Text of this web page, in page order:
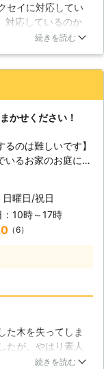
、2週間に1度消毒を
く治った」このよ
い、植物の病気は人
強いため。 本当に
ためには、まだまだ
任せてくだされば結
て、近所から苦情が
どのご相談にも、
応させていただきま
ださるお客様多
問合せくださいま
は無料！よく聞
金のご請求もござい
り金額以上のご請求
でご安心ください。
ジットカードでも承
セイに対応してい
対応しているのか
るし他の種類も数
ていて、綺麗に
続きを読む
かせください！
るのは難しいです】
いるお家のお庭に生
を、自分で行おうと
せんか？確かに、剪
具はホームセンター
出来ます。しか
質の良い道具を買
けない枝を切って
木が枯れ果ててし
す。そうなってしま
日曜日/祝日
：10時～17時
（6）
た木を失ってしま
たが、やはり素人
ながら過ごしてお
続きを読む